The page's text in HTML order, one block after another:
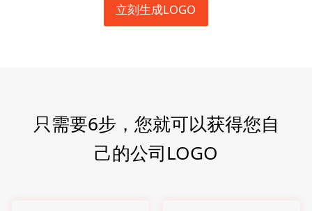
立刻生成LOGO
只需要6步，您就可以获得您自
己的公司LOGO